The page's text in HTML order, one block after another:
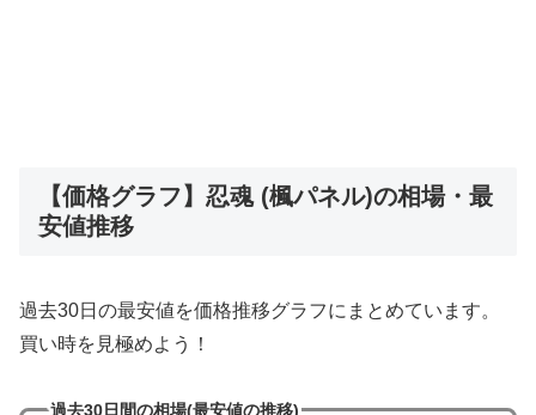
【価格グラフ】忍魂 (楓パネル)の相場・最
安値推移
過去30日の最安値を価格推移グラフにまとめています。
買い時を見極めよう！
過去30日間の相場(最安値の推移)